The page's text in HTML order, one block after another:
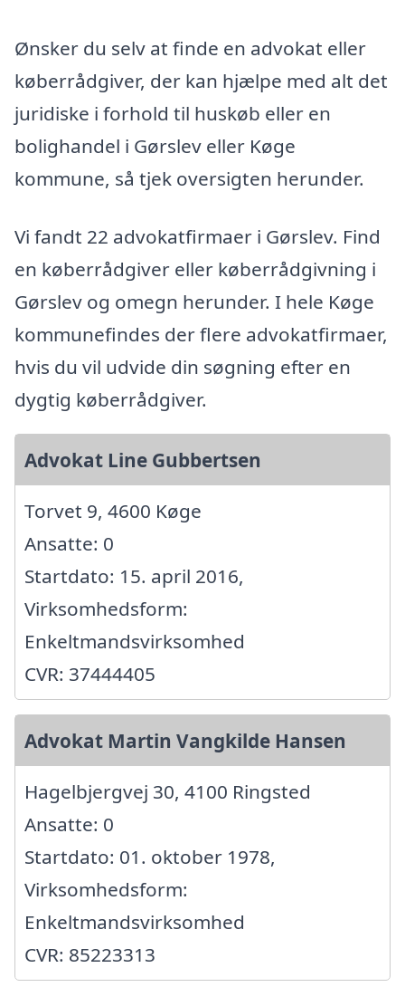
Ønsker du selv at finde en advokat eller
køberrådgiver, der kan hjælpe med alt det
juridiske i forhold til huskøb eller en
bolighandel i Gørslev eller Køge
kommune, så tjek oversigten herunder.
Vi fandt 22 advokatfirmaer i Gørslev. Find
en køberrådgiver eller køberrådgivning i
Gørslev og omegn herunder. I hele Køge
kommunefindes der flere advokatfirmaer,
hvis du vil udvide din søgning efter en
dygtig køberrådgiver.
Advokat Line Gubbertsen
Torvet 9, 4600 Køge
Ansatte: 0
Startdato: 15. april 2016,
Virksomhedsform:
Enkeltmandsvirksomhed
CVR: 37444405
Advokat Martin Vangkilde Hansen
Hagelbjergvej 30, 4100 Ringsted
Ansatte: 0
Startdato: 01. oktober 1978,
Virksomhedsform:
Enkeltmandsvirksomhed
CVR: 85223313